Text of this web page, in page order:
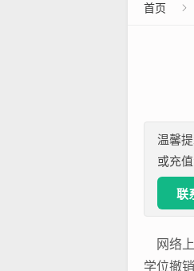
首页 
温馨
或充
联
网络上
学位撤